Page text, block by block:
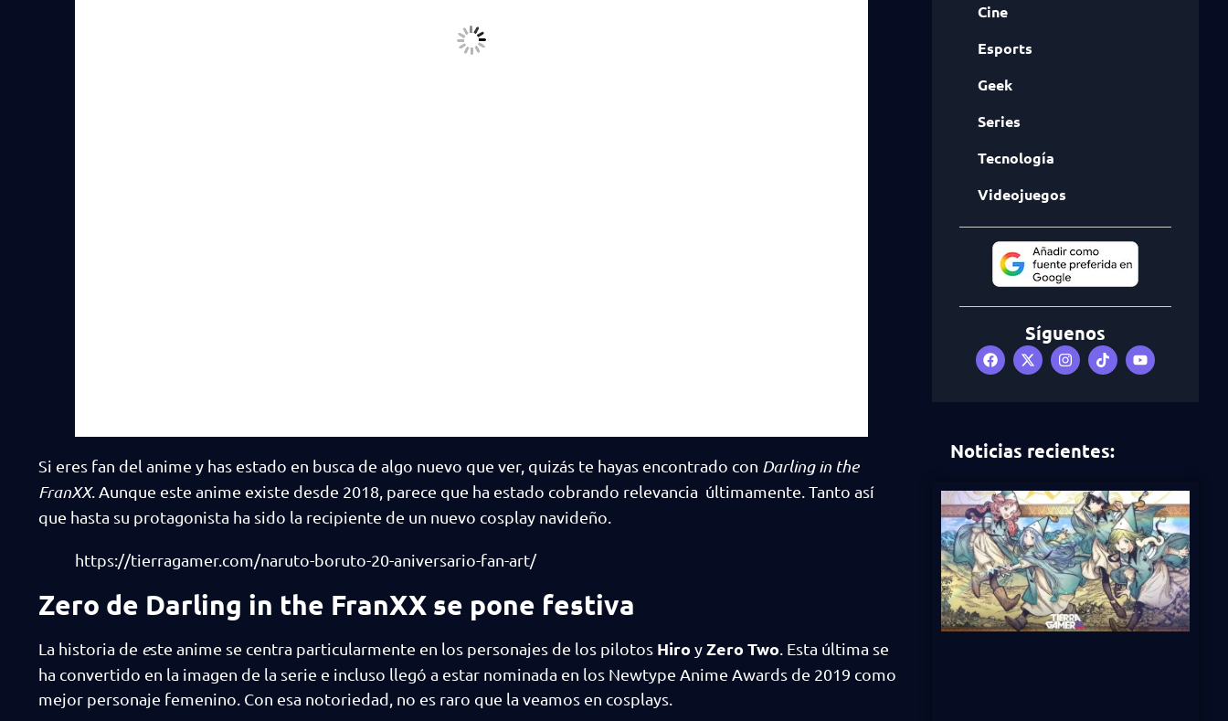
Si eres fan del anime y has estado en busca de algo nuevo que ver, quizás te hayas encontrado con Darling in the
FranXX. Aunque este anime existe desde 2018, parece que ha estado cobrando relevancia últimamente. Tanto así
que hasta su protagonista ha sido la recipiente de un nuevo cosplay navideño.
https://tierragamer.com/naruto-boruto-20-aniversario-fan-art/
Zero de Darling in the FranXX se pone festiva
La historia de este anime se centra particularmente en los personajes de los pilotos Hiro yZero Two. Esta última se
ha convertido en la imagen de la serie e incluso llegó a estar nominada en los Newtype Anime Awards de 2019 como
mejor personaje femenino. Con esa notoriedad, no es raro que la veamos en cosplays.
Cine
Esports
Geek
Series
Tecnología
Videojuegos
Síguenos
Noticias recientes: